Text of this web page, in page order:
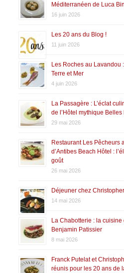
Méditerranéen de Luca
16 juin 2026
Les 20 ans du Blog !
11 juin 2026
Les Roches au Lavandou
Terre et Mer
4 juin 2026
La Passagère : L’éclat
de l’Hôtel mythique Belles
29 mai 2026
Restaurant Les Pêcheurs
d’Antibes Beach Hôtel :
goût
26 mai 2026
Déjeuner chez
14 mai 2026
La Chabotterie : la cuisine
Benjamin Patissier
8 mai 2026
Franck Putelat et
réunis pour les 20 ans de